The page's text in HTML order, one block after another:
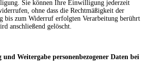
Sie können Ihre Einwilligung jederzeit
ohne dass die Rechtmäßigkeit der
bis zum Widerruf erfolgten Verarbeitung berührt
anschließend gelöscht.
Weitergabe personenbezogener Daten bei